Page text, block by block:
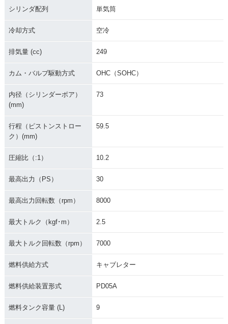
シリンダ配列 単気筒
冷却方式 空冷
排気量 (cc) 249
カム・バルブ駆動方式 OHC（SOHC）
内径（シリンダーボア）
(mm)
73
行程（ピストンストロー
ク）(mm)
59.5
圧縮比（:1） 10.2
最高出力（PS） 30
最高出力回転数（rpm） 8000
最大トルク（kgf･m） 2.5
最大トルク回転数（rpm） 7000
燃料供給方式 キャブレター
燃料供給装置形式 PD05A
燃料タンク容量 (L) 9